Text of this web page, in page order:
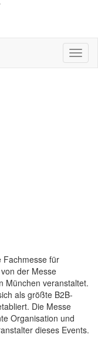
Fachmesse für
der Messe
München veranstaltet.
als größte B2B-
Die Messe
Organisation und
dieses Events.